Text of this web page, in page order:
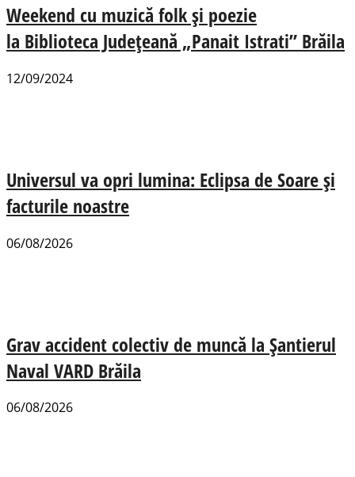
Weekend cu muzică folk și poezie
la Biblioteca Județeană „Panait Istrati” Brăila
12/09/2024
Universul va opri lumina: Eclipsa de Soare și
facturile noastre
06/08/2026
Grav accident colectiv de muncă la Șantierul
Naval VARD Brăila
06/08/2026